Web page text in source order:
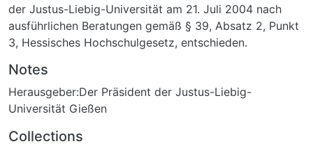
der Justus-Liebig-Universität am 21. Juli 2004 nach
ausführlichen Beratungen gemäß § 39, Absatz 2, Punkt
3, Hessisches Hochschulgesetz, entschieden.
Notes
Herausgeber:Der Präsident der Justus-Liebig-
Universität Gießen
Collections